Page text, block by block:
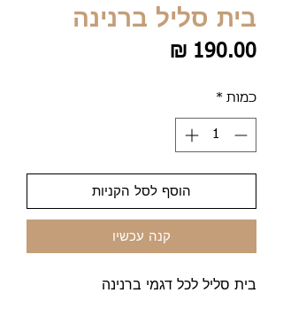
בית סליל ברנינה
כמות *
הוסף לסל הקניות
קנה עכשיו
בית סליל לכל דגמי ברנינה